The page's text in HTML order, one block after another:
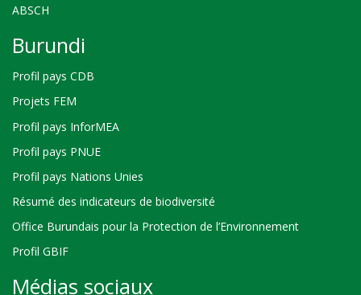
ABSCH
Burundi
Profil pays CDB
Projets FEM
Profil pays InforMEA
Profil pays PNUE
Profil pays Nations Unies
Résumé des indicateurs de biodiversité
Office Burundais pour la Protection de l’Environnement
Profil GBIF
Médias sociaux